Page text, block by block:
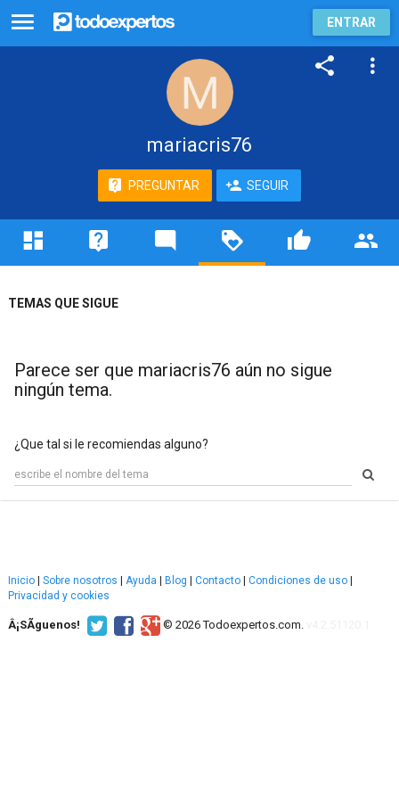
ENTRAR
mariacris76
PREGUNTAR SEGUIR
TEMAS QUE SIGUE
Parece ser que mariacris76 aún no sigue
ningún tema.
¿Que tal si le recomiendas alguno?
Inicio Sobre nosotros Ayuda Blog Contacto Condiciones de uso
Privacidad y cookies
Â¡SÃ­guenos! © 2026 Todoexpertos.com.